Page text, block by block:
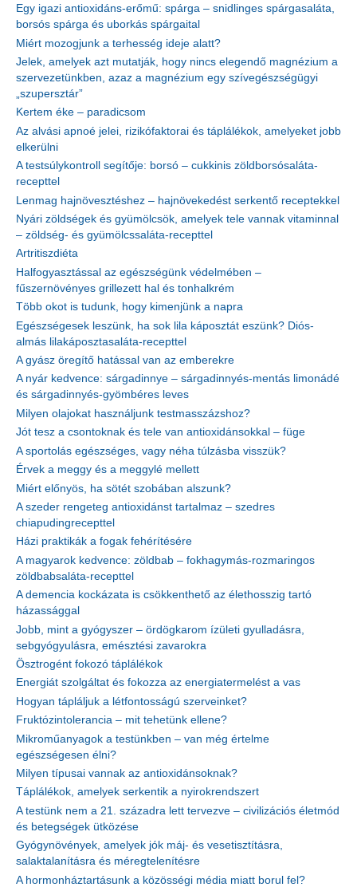
Egy igazi antioxidáns-erőmű: spárga – snidlinges spárgasaláta,
borsós spárga és uborkás spárgaital
Miért mozogjunk a terhesség ideje alatt?
Jelek, amelyek azt mutatják, hogy nincs elegendő magnézium a
szervezetünkben, azaz a magnézium egy szívegészségügyi
„szupersztár”
Kertem éke – paradicsom
Az alvási apnoé jelei, rizikófaktorai és táplálékok, amelyeket jobb
elkerülni
A testsúlykontroll segítője: borsó – cukkinis zöldborsósaláta-
recepttel
Lenmag hajnövesztéshez – hajnövekedést serkentő receptekkel
Nyári zöldségek és gyümölcsök, amelyek tele vannak vitaminnal
– zöldség- és gyümölcssaláta-recepttel
Artritiszdiéta
Halfogyasztással az egészségünk védelmében –
fűszernövényes grillezett hal és tonhalkrém
Több okot is tudunk, hogy kimenjünk a napra
Egészségesek leszünk, ha sok lila káposztát eszünk? Diós-
almás lilakáposztasaláta-recepttel
A gyász öregítő hatással van az emberekre
A nyár kedvence: sárgadinnye – sárgadinnyés-mentás limonádé
és sárgadinnyés-gyömbéres leves
Milyen olajokat használjunk testmasszázshoz?
Jót tesz a csontoknak és tele van antioxidánsokkal – füge
A sportolás egészséges, vagy néha túlzásba visszük?
Érvek a meggy és a meggylé mellett
Miért előnyös, ha sötét szobában alszunk?
A szeder rengeteg antioxidánst tartalmaz – szedres
chiapudingrecepttel
Házi praktikák a fogak fehérítésére
A magyarok kedvence: zöldbab – fokhagymás-rozmaringos
zöldbabsaláta-recepttel
A demencia kockázata is csökkenthető az élethosszig tartó
házassággal
Jobb, mint a gyógyszer – ördögkarom ízületi gyulladásra,
sebgyógyulásra, emésztési zavarokra
Ösztrogént fokozó táplálékok
Energiát szolgáltat és fokozza az energiatermelést a vas
Hogyan tápláljuk a létfontosságú szerveinket?
Fruktózintolerancia – mit tehetünk ellene?
Mikroműanyagok a testünkben – van még értelme
egészségesen élni?
Milyen típusai vannak az antioxidánsoknak?
Táplálékok, amelyek serkentik a nyirokrendszert
A testünk nem a 21. századra lett tervezve – civilizációs életmód
és betegségek ütközése
Gyógynövények, amelyek jók máj- és vesetisztításra,
salaktalanításra és méregtelenítésre
A hormonháztartásunk a közösségi média miatt borul fel?